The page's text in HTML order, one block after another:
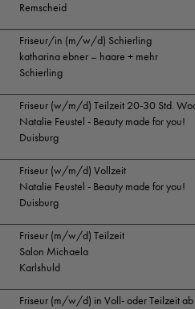
Remscheid
Friseur/in (m/w/d) Schierling
katharina ebner – haare + mehr
Schierling
Friseur (w/m/d) Teilzeit 20-30 Std.
Natalie Feustel - Beauty made for you!
Duisburg
Friseur (w/m/d) Vollzeit
Natalie Feustel - Beauty made for you!
Duisburg
Friseur (m/w/d) Teilzeit
Salon Michaela
Karlshuld
Friseur (m/w/d) in Voll- oder Teilzeit ab